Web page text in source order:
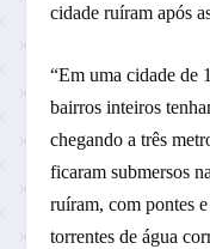
cidade ruíram após
“Em uma cidade de
bairros inteiros
chegando a três
ficaram submersos
ruíram, com pontes
torrentes de água